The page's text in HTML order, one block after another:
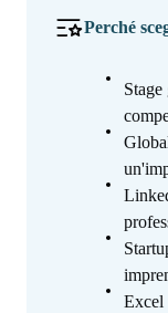
Perché
Excel